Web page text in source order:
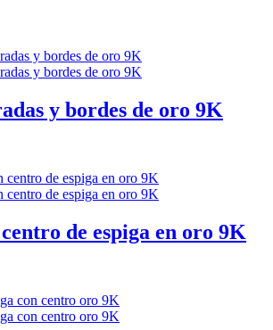
y bordes de oro 9K
de espiga en oro 9K